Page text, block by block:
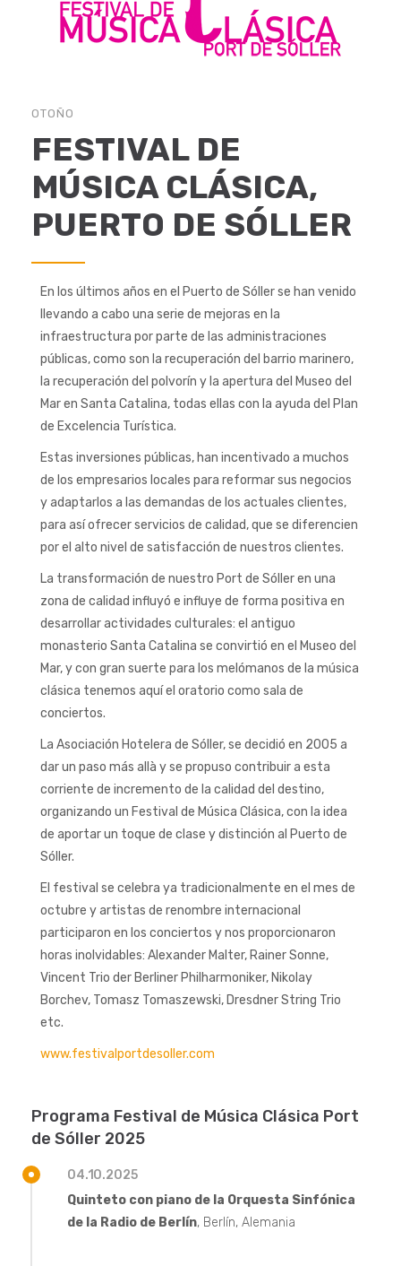
OTOÑO
FESTIVAL DE
MÚSICA CLÁSICA,
PUERTO DE SÓLLER
En los últimos años en el Puerto de Sóller se han venido
llevando a cabo una serie de mejoras en la
infraestructura por parte de las administraciones
públicas, como son la recuperación del barrio marinero,
la recuperación del polvorín y la apertura del Museo del
Mar en Santa Catalina, todas ellas con la ayuda del Plan
de Excelencia Turística.
Estas inversiones públicas, han incentivado a muchos
de los empresarios locales para reformar sus negocios
y adaptarlos a las demandas de los actuales clientes,
para así ofrecer servicios de calidad, que se diferencien
por el alto nivel de satisfacción de nuestros clientes.
La transformación de nuestro Port de Sóller en una
zona de calidad influyó e influye de forma positiva en
desarrollar actividades culturales: el antiguo
monasterio Santa Catalina se convirtió en el Museo del
Mar, y con gran suerte para los melómanos de la música
clásica tenemos aquí el oratorio como sala de
conciertos.
La Asociación Hotelera de Sóller, se decidió en 2005 a
dar un paso más allà y se propuso contribuir a esta
corriente de incremento de la calidad del destino,
organizando un Festival de Música Clásica, con la idea
de aportar un toque de clase y distinción al Puerto de
Sóller.
El festival se celebra ya tradicionalmente en el mes de
octubre y artistas de renombre internacional
participaron en los conciertos y nos proporcionaron
horas inolvidables: Alexander Malter, Rainer Sonne,
Vincent Trio der Berliner Philharmoniker, Nikolay
Borchev, Tomasz Tomaszewski, Dresdner String Trio
etc.
www.festivalportdesoller.com
Programa Festival de Música Clásica Port
de Sóller 2025
04.10.2025
Quinteto con piano de la Orquesta Sinfónica
de la Radio de Berlín, Berlín, Alemania